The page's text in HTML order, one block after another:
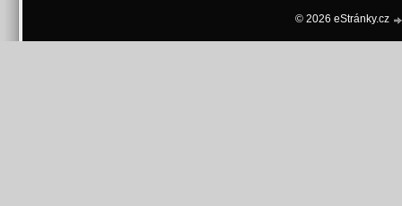
© 2026 eStránky.cz